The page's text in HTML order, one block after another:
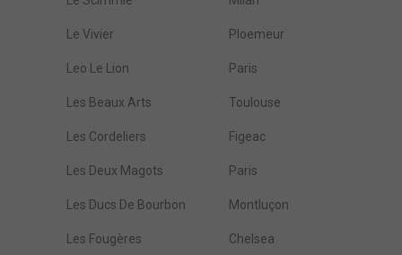
Le Vivier Ploemeur
Leo Le Lion Paris
Les Beaux Arts Toulouse
Les Cordeliers Figeac
Les Deux Magots Paris
Les Ducs De Bourbon Montluçon
Les Fougères Chelsea